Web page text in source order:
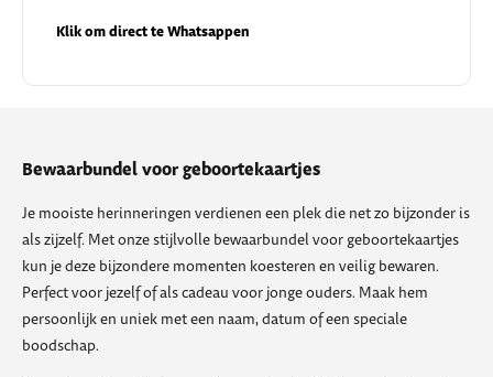
Klik om direct te Whatsappen
Bewaarbundel voor geboortekaartjes
Je mooiste herinneringen verdienen een plek die net zo bijzonder is
als zijzelf. Met onze stijlvolle bewaarbundel voor geboortekaartjes
kun je deze bijzondere momenten koesteren en veilig bewaren.
Perfect voor jezelf of als cadeau voor jonge ouders. Maak hem
persoonlijk en uniek met een naam, datum of een speciale
boodschap.